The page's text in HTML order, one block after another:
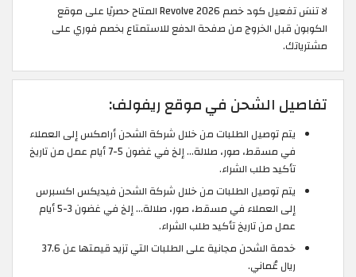
لا تنسَ تفعيل كود خصم Revolve 2026 المتاح حصريًا على موقع
الكوبون قبل الخروج من صفحة الدفع للاستمتاع بخصم فوري على
مشترياتك.
تفاصيل الشحن في موقع ريفولف:
يتم توصيل الطلبات من خلال شركة الشحن أرامكس إلى العملاء
في مسقط، صور، صلالة... إلخ في غضون 5-7 أيام عمل من تاريخ
تأكيد طلب الشراء.
يتم توصيل الطلبات من خلال شركة الشحن فيديكس اكسبرس
إلى العملاء في مسقط، صور، صلالة... إلخ في غضون 3-5 أيام
عمل من تاريخ تأكيد طلب الشراء.
خدمة الشحن مجانية على الطلبات التي تزيد قيمتها عن 37.6
ريال عُماني.